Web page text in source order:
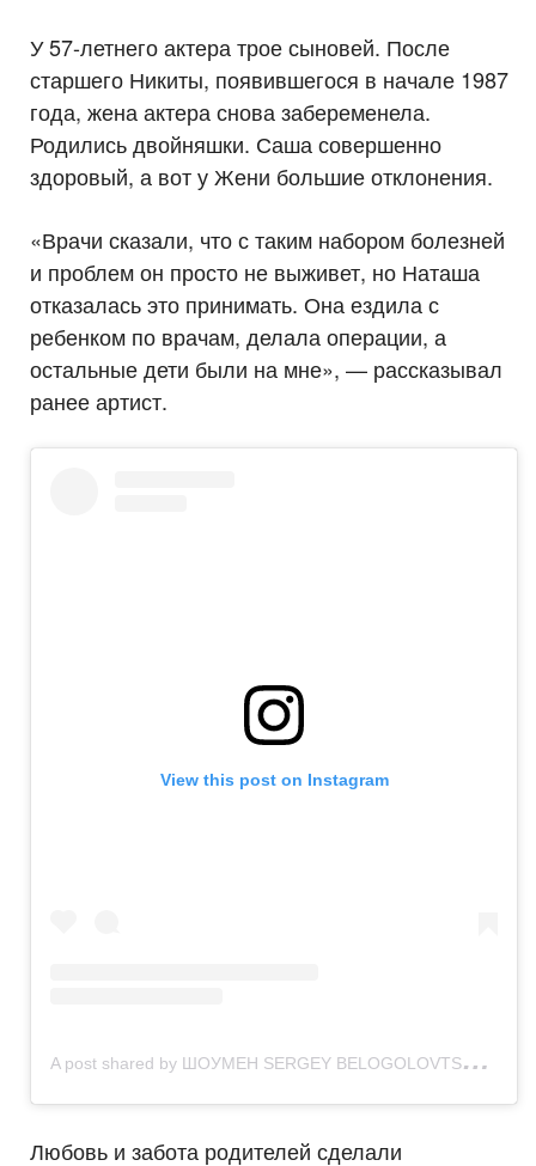
У 57-летнего актера трое сыновей. После
старшего Никиты, появившегося в начале 1987
года, жена актера снова забеременела.
Родились двойняшки. Саша совершенно
здоровый, а вот у Жени большие отклонения.
«Врачи сказали, что с таким набором болезней
и проблем он просто не выживет, но Наташа
отказалась это принимать. Она ездила с
ребенком по врачам, делала операции, а
остальные дети были на мне», — рассказывал
ранее артист.
View this post on Instagram
A
post shared by ШОУМЕН SERGEY BELOGOLOVTSEV ? (@sergey_belogolo)
Любовь и забота родителей сделали